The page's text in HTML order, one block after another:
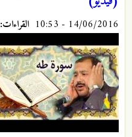
14/06/2016 - 10:53 القراءات: